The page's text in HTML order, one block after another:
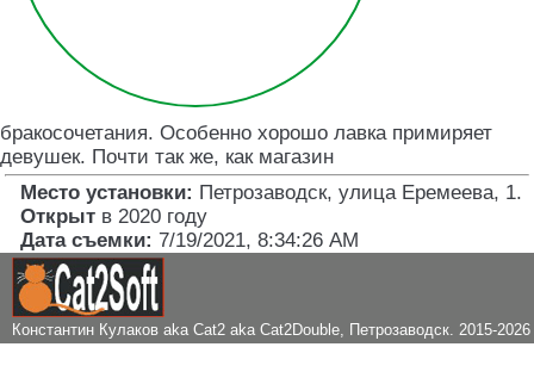
бракосочетания. Особенно хорошо лавка примиряет
девушек. Почти так же, как магазин
Место установки: Петрозаводск, улица Еремеева, 1.
Открыт в 2020 году
Дата съемки: 7/19/2021, 8:34:26 AM
Константин Кулаков aka Cat2 aka Cat2Double, Петрозаводск. 2015-2026